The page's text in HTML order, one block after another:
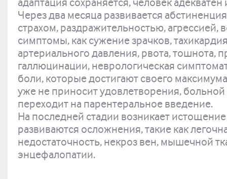
адаптация сохраняется, человек
Через два месяца развивается
страхом, раздражительностью, агрессией,
симптомы, как сужение зрачков,
артериального давления, рвота, тошнота,
галлюцинации, неврологическая
боли, которые достигают своего
уже не приносит удовлетворения, больной
переходит на парентеральное введение.
На последней стадии возникает
развиваются осложнения, такие как
недостаточность, некроз вен, мышечной
энцефалопатии.